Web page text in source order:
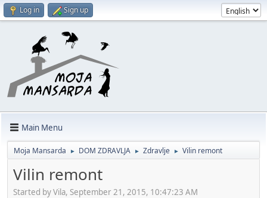
Log in Sign up
Main Menu
Moja Mansarda ► DOM ZDRAVLJA ► Zdravlje ► Vilin remont
Vilin remont
Started by Vila, September 21, 2015, 10:47:23 AM